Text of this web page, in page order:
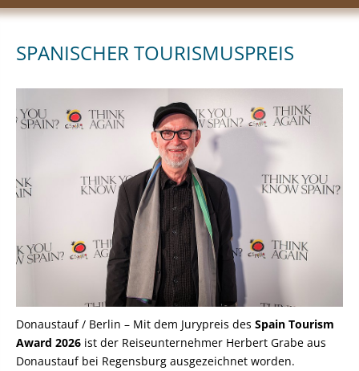
Tourismuspreis
30 Jahre Abruzzen-Reisen am 5. Oktober 2025 in Castel del Monte
Die Frau mit den roten Händen
abruzzen-
Fotoprojekt Transumanza
UNTERSTÜTZUNG DES CENTRO PADRE NOSTRO IN PALERMO
SPANISCHER TOURISMUSPREIS
Donaustauf / Berlin – Mit dem Jurypreis des Spain Tourism
Award 2026 ist der Reiseunternehmer Herbert Grabe aus
Donaustauf bei Regensburg ausgezeichnet worden.